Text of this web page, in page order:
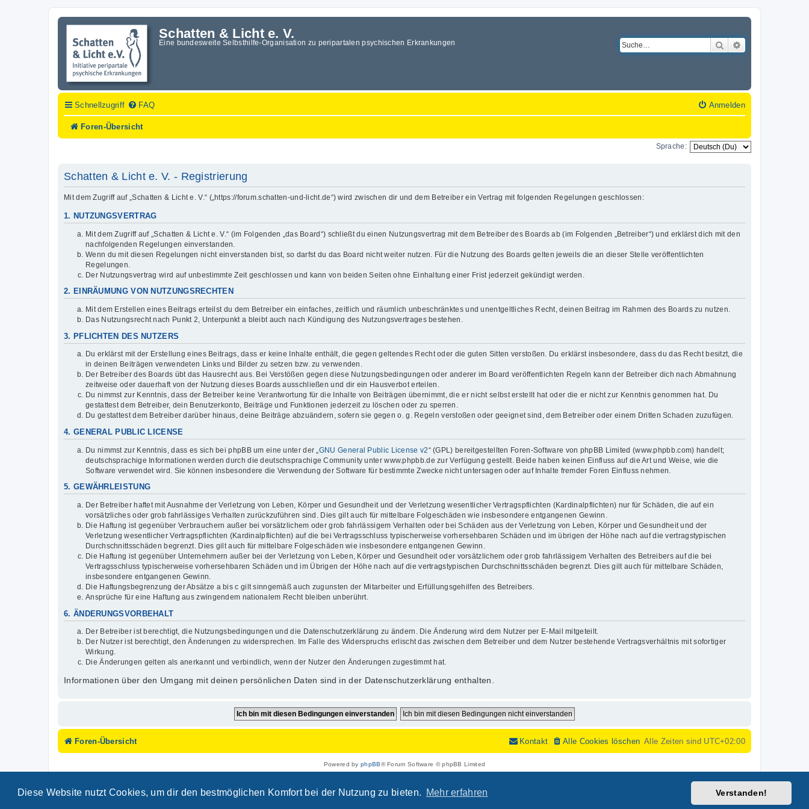
Diese Website nutzt Cookies, um dir den bestmöglichen Komfort bei der Nutzung zu bieten. Mehr erfahren Verstanden!
Schatten & Licht e. V.
Eine bundesweite Selbsthilfe-Organisation zu peripartalen psychischen Erkrankungen Suche
Schnellzugriff FAQ Anmelden
Foren-Übersicht
Sprache:
Schatten & Licht e. V. - Registrierung
Mit dem Zugriff auf „Schatten & Licht e. V.“ („https://forum.schatten-und-licht.de“) wird zwischen dir und dem Betreiber ein Vertrag mit folgenden Regelungen geschlossen:
1. NUTZUNGSVERTRAG
Mit dem Zugriff auf „Schatten & Licht e. V.“ (im Folgenden „das Board“) schließt du einen Nutzungsvertrag mit dem Betreiber des Boards ab (im Folgenden „Betreiber“) und erklärst dich mit den
nachfolgenden Regelungen einverstanden.
Wenn du mit diesen Regelungen nicht einverstanden bist, so darfst du das Board nicht weiter nutzen. Für die Nutzung des Boards gelten jeweils die an dieser Stelle veröffentlichten
Regelungen.
Der Nutzungsvertrag wird auf unbestimmte Zeit geschlossen und kann von beiden Seiten ohne Einhaltung einer Frist jederzeit gekündigt werden.
2. EINRÄUMUNG VON NUTZUNGSRECHTEN
Mit dem Erstellen eines Beitrags erteilst du dem Betreiber ein einfaches, zeitlich und räumlich unbeschränktes und unentgeltliches Recht, deinen Beitrag im Rahmen des Boards zu nutzen.
Das Nutzungsrecht nach Punkt 2, Unterpunkt a bleibt auch nach Kündigung des Nutzungsvertrages bestehen.
3. PFLICHTEN DES NUTZERS
Du erklärst mit der Erstellung eines Beitrags, dass er keine Inhalte enthält, die gegen geltendes Recht oder die guten Sitten verstoßen. Du erklärst insbesondere, dass du das Recht besitzt, die
in deinen Beiträgen verwendeten Links und Bilder zu setzen bzw. zu verwenden.
Der Betreiber des Boards übt das Hausrecht aus. Bei Verstößen gegen diese Nutzungsbedingungen oder anderer im Board veröffentlichten Regeln kann der Betreiber dich nach Abmahnung
zeitweise oder dauerhaft von der Nutzung dieses Boards ausschließen und dir ein Hausverbot erteilen.
Du nimmst zur Kenntnis, dass der Betreiber keine Verantwortung für die Inhalte von Beiträgen übernimmt, die er nicht selbst erstellt hat oder die er nicht zur Kenntnis genommen hat. Du
gestattest dem Betreiber, dein Benutzerkonto, Beiträge und Funktionen jederzeit zu löschen oder zu sperren.
Du gestattest dem Betreiber darüber hinaus, deine Beiträge abzuändern, sofern sie gegen o. g. Regeln verstoßen oder geeignet sind, dem Betreiber oder einem Dritten Schaden zuzufügen.
4. GENERAL PUBLIC LICENSE
Du nimmst zur Kenntnis, dass es sich bei phpBB um eine unter der „ GNU General Public License v2“ (GPL) bereitgestellten Foren-Software von phpBB Limited (www.phpbb.com) handelt;
deutschsprachige Informationen werden durch die deutschsprachige Community unter www.phpbb.de zur Verfügung gestellt. Beide haben keinen Einfluss auf die Art und Weise, wie die
Software verwendet wird. Sie können insbesondere die Verwendung der Software für bestimmte Zwecke nicht untersagen oder auf Inhalte fremder Foren Einfluss nehmen.
5. GEWÄHRLEISTUNG
Der Betreiber haftet mit Ausnahme der Verletzung von Leben, Körper und Gesundheit und der Verletzung wesentlicher Vertragspflichten (Kardinalpflichten) nur für Schäden, die auf ein
vorsätzliches oder grob fahrlässiges Verhalten zurückzuführen sind. Dies gilt auch für mittelbare Folgeschäden wie insbesondere entgangenen Gewinn.
Die Haftung ist gegenüber Verbrauchern außer bei vorsätzlichem oder grob fahrlässigem Verhalten oder bei Schäden aus der Verletzung von Leben, Körper und Gesundheit und der
Verletzung wesentlicher Vertragspflichten (Kardinalpflichten) auf die bei Vertragsschluss typischerweise vorhersehbaren Schäden und im übrigen der Höhe nach auf die vertragstypischen
Durchschnittsschäden begrenzt. Dies gilt auch für mittelbare Folgeschäden wie insbesondere entgangenen Gewinn.
Die Haftung ist gegenüber Unternehmern außer bei der Verletzung von Leben, Körper und Gesundheit oder vorsätzlichem oder grob fahrlässigem Verhalten des Betreibers auf die bei
Vertragsschluss typischerweise vorhersehbaren Schäden und im Übrigen der Höhe nach auf die vertragstypischen Durchschnittsschäden begrenzt. Dies gilt auch für mittelbare Schäden,
insbesondere entgangenen Gewinn.
Die Haftungsbegrenzung der Absätze a bis c gilt sinngemäß auch zugunsten der Mitarbeiter und Erfüllungsgehilfen des Betreibers.
Ansprüche für eine Haftung aus zwingendem nationalem Recht bleiben unberührt.
6. ÄNDERUNGSVORBEHALT
Der Betreiber ist berechtigt, die Nutzungsbedingungen und die Datenschutzerklärung zu ändern. Die Änderung wird dem Nutzer per E-Mail mitgeteilt.
Der Nutzer ist berechtigt, den Änderungen zu widersprechen. Im Falle des Widerspruchs erlischt das zwischen dem Betreiber und dem Nutzer bestehende Vertragsverhältnis mit sofortiger
Wirkung.
Die Änderungen gelten als anerkannt und verbindlich, wenn der Nutzer den Änderungen zugestimmt hat.
Informationen über den Umgang mit deinen persönlichen Daten sind in der Datenschutzerklärung enthalten.
Foren-Übersicht Alle Zeiten sind UTC+02:00
Alle Cookies löschen
Kontakt
Powered byphpBB® Forum Software © phpBB Limited